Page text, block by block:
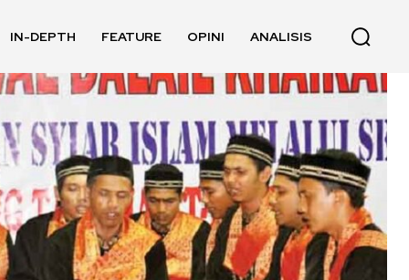
IN-DEPTH FEATURE OPINI ANALISIS